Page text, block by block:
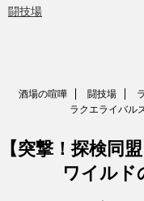
闘技場
酒場の喧嘩 闘技場
ラクエライバル
【突撃！探検同
ワイルド